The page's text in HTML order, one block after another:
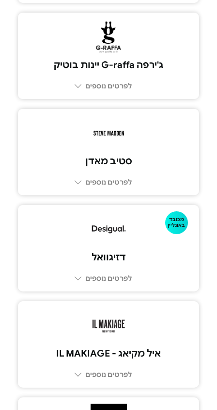
ג'ירפה G-raffa יינות בוטיק
לפרטים נוספים
סטיב מאדן
לפרטים נוספים
מכובד
באונליין
דזיגוואל
לפרטים נוספים
איל מקיאג - IL MAKIAGE
לפרטים נוספים